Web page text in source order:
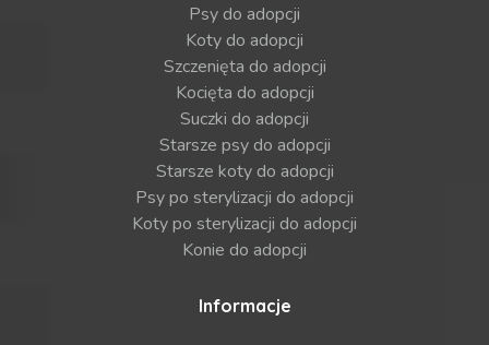
Psy do adopcji
Koty do adopcji
Szczenięta do adopcji
Kocięta do adopcji
Suczki do adopcji
Starsze psy do adopcji
Starsze koty do adopcji
Psy po sterylizacji do adopcji
Koty po sterylizacji do adopcji
Konie do adopcji
Informacje